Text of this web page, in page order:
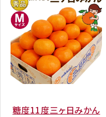
糖度11度三ヶ日みかん